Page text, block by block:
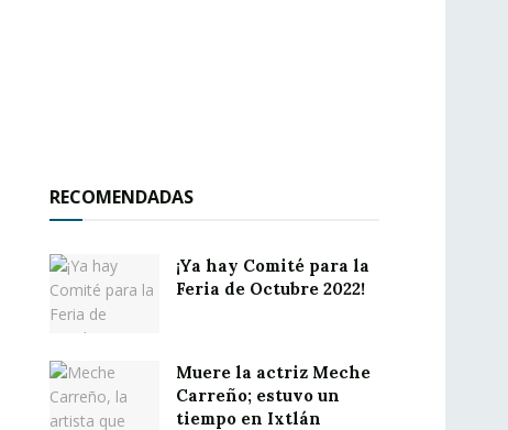
RECOMENDADAS
¡Ya hay Comité para la
Feria de Octubre 2022!
Muere la actriz Meche
Carreño; estuvo un
tiempo en Ixtlán